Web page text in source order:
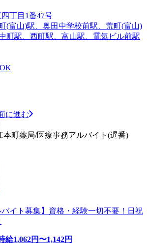
丁目1番47号
(富山)駅、奥田中学校前駅、荒町(富山)
町駅、西町駅、富山駅、電気ビル前駅
に進む
本町薬局/医療事務アルバイト(遅番)
バイト募集】資格・経験一切不要！日祝
給1,062円〜1,142円